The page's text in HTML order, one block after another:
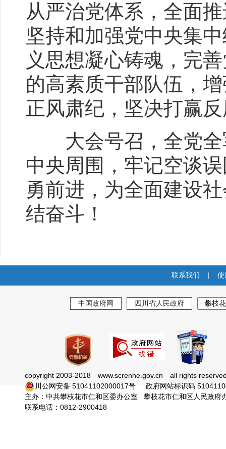
从严治党体系，全面
坚持和加强党中央集
义思想凝心铸魂，完
的高素质干部队伍，
正风肃纪，坚决打赢
大会号召，全党全
中央周围，牢记空谈
勇前进，为全面建设
结奋斗！
联系我们 使
中国政府网 四川省人民政府
copyright 2003-2018 www.screnhe.gov.cn all rights
川公网安备 51041102000017号 政府网站标识码
主办：中共攀枝花市仁和区委办公室 攀枝花市仁和区人民
联系电话：0812-2900418